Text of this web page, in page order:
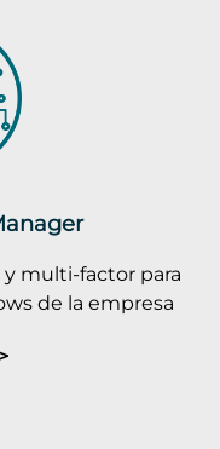
multi-factor para
de la empresa